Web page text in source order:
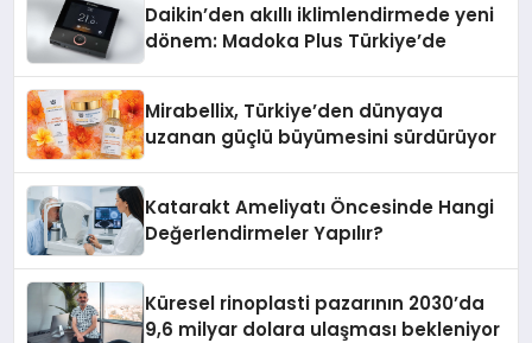
Daikin’den akıllı iklimlendirmede yeni
dönem: Madoka Plus Türkiye’de
Mirabellix, Türkiye’den dünyaya
uzanan güçlü büyümesini sürdürüyor
Katarakt Ameliyatı Öncesinde Hangi
Değerlendirmeler Yapılır?
Küresel rinoplasti pazarının 2030’da
9,6 milyar dolara ulaşması bekleniyor